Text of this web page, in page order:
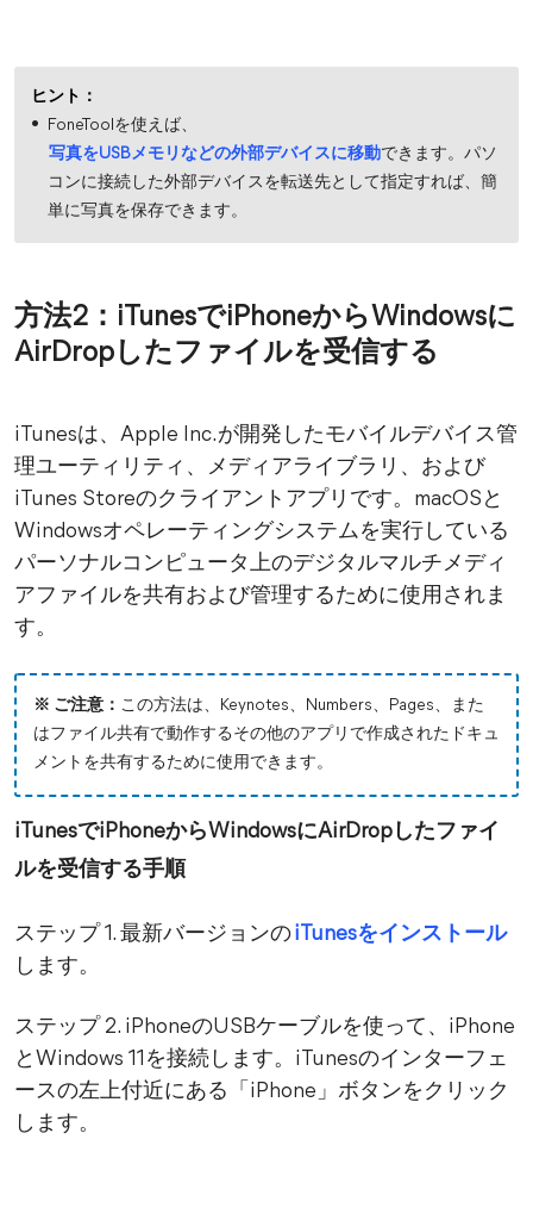
ヒント：
FoneToolを使えば、
写真をUSBメモリなどの外部デバイスに移動できます。パソ
コンに接続した外部デバイスを転送先として指定すれば、簡
単に写真を保存できます。
方法2：iTunesでiPhoneからWindowsに
AirDropしたファイルを受信する
iTunesは、Apple Inc.が開発したモバイルデバイス管
理ユーティリティ、メディアライブラリ、および
iTunes Storeのクライアントアプリです。macOSと
Windowsオペレーティングシステムを実行している
パーソナルコンピュータ上のデジタルマルチメディ
アファイルを共有および管理するために使用されま
す。
※ ご注意： この方法は、Keynotes、Numbers、Pages、また
はファイル共有で動作するその他のアプリで作成されたドキュ
メントを共有するために使用できます。
iTunesでiPhoneからWindowsにAirDropしたファイ
ルを受信する手順
ステップ 1. 最新バージョンのiTunesをインストール
します。
ステップ 2. iPhoneのUSBケーブルを使って、iPhone
とWindows 11を接続します。iTunesのインターフェ
ースの左上付近にある「iPhone」ボタンをクリック
します。